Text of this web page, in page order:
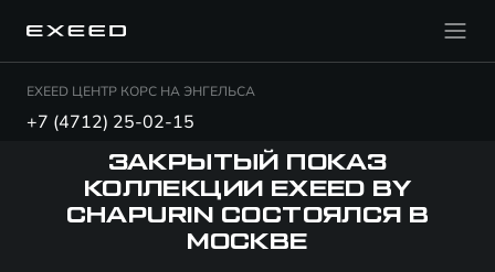
EXEED ЦЕНТР КОРС НА ЭНГЕЛЬСА
+7 (4712) 25-02-15
ЗАКРЫТЫЙ ПОКАЗ
КОЛЛЕКЦИИ EXEED BY
CHAPURIN СОСТОЯЛСЯ В
МОСКВЕ